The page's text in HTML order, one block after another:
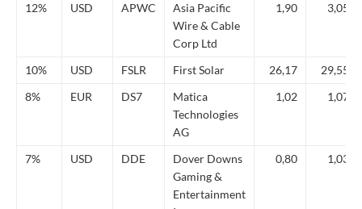
12% USD APWC
Asia Pacific
Wire & Cable
Corp Ltd
1,90 3,05
10% USD FSLR First Solar 26,17
29,55
8%
EUR DS7
Matica
Technologies
AG
1,02 1,07
7% USD DDE
Dover Downs
Gaming &
Entertainment
0,80 1,03